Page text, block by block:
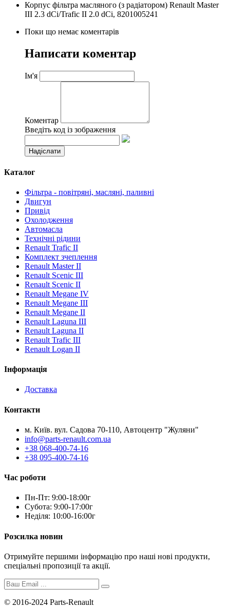
Корпус фільтра масляного (з радіатором) Renault Master
III 2.3 dCi/Trafic II 2.0 dCi, 8201005241
Поки що немає коментарів
Написати коментар
Ім'я
Коментар
Введіть код із зображення
Каталог
Фільтра - повітряні, масляні, паливні
Двигун
Привід
Охолодження
Автомасла
Технічні рідини
Renault Trafic II
Комплект зчеплення
Renault Master II
Renault Scenic III
Renault Scenic II
Renault Megane IV
Renault Megane III
Renault Megane II
Renault Laguna III
Renault Laguna II
Renault Trafic III
Renault Logan II
Інформація
Доставка
Контакти
м. Київ. вул. Садова 70-110, Автоцентр "Жуляни"
info@parts-renault.com.ua
+38 068-400-74-16
+38 095-400-74-16
Час роботи
Пн-Пт: 9:00-18:00г
Субота: 9:00-17:00г
Неділя: 10:00-16:00г
Розсилка новин
Отримуйте першими інформацію про наші нові продукти,
спеціальні пропозиції та акції.
© 2016-2024 Parts-Renault